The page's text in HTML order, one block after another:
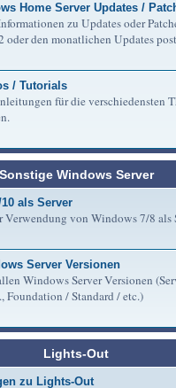
Home Server Updates /
zu Updates oder
oder den monatlichen Updates
/ Tutorials
für die verschiedensten
Sonstige Windows Server
als Server
Verwendung von Windows 7/8 als
Server Versionen
Windows Server Versionen
Foundation / Standard / etc.)
Lights-Out
zu Lights-Out